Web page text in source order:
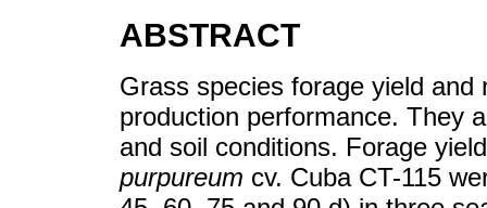
ABSTRACT
Grass species forage yield
production performance. They
and soil conditions. Forage
purpureum cv. Cuba CT-115